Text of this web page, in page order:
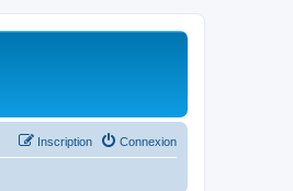
Connexion
Inscription